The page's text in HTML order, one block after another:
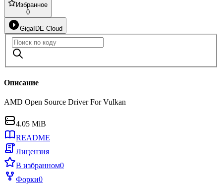
Избранное
0
GigaIDE Cloud
Описание
AMD Open Source Driver For Vulkan
4.05 MiB
README
Лицензия
В избранном0
Форки0